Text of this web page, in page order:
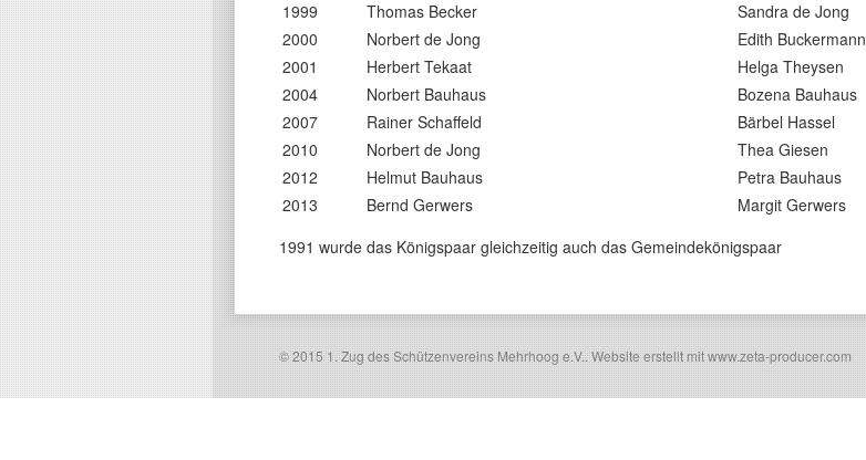
1999
Thomas Becker
Sandra de Jong
2000
Norbert de Jong
Edith Buckermann
2001
Herbert Tekaat
Helga Theysen
2004
Norbert Bauhaus
Bozena Bauhaus
2007
Rainer Schaffeld
Bärbel Hassel
2010
Norbert de Jong
Thea Giesen
2012
Helmut Bauhaus
Petra Bauhaus
2013
Bernd Gerwers
Margit Gerwers
1991 wurde das Königspaar gleichzeitig auch das Gemeindekönigspaar
© 2015 1. Zug des Schützenvereins Mehrhoog e.V..Website erstellt mit www.zeta-producer.com